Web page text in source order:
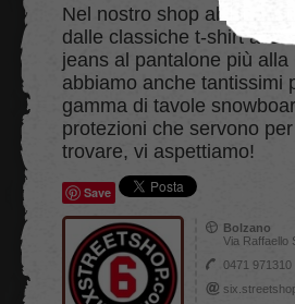
Nel nostro shop abbiamo
dalle classiche t-shirt alle
jeans al pantalone più
abbiamo anche tantissimi
gamma di tavole
protezioni che servono
trovare, vi aspettiamo!
Save
Bolzano
Via Raffaello
0471 971310